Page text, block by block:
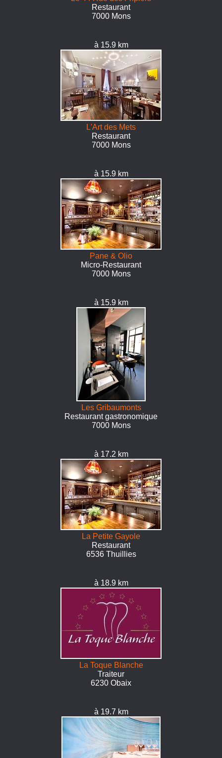
Restaurant
7000 Mons
à 15.9 km
L'Art des Mets
Restaurant
7000 Mons
à 15.9 km
Pane & Olio
Micro-Restaurant
7000 Mons
à 15.9 km
Les Gribaumonts
Restaurant gastronomique
7000 Mons
à 17.2 km
La Petite Gayole
Restaurant
6536 Thuillies
à 18.9 km
La Toque Blanche
Traiteur
6230 Obaix
à 19.7 km